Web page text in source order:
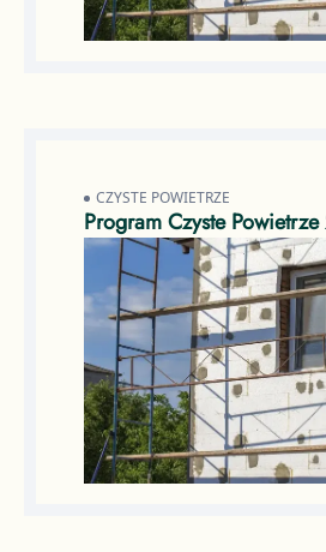
CZYSTE POWIETRZE
Program Czyste